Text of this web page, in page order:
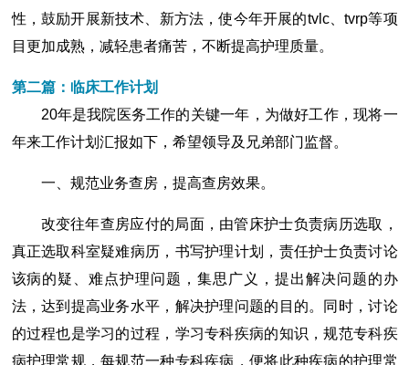
性，鼓励开展新技术、新方法，使今年开展的tvlc、tvrp等项
目更加成熟，减轻患者痛苦，不断提高护理质量。
第二篇：临床工作计划
20年是我院医务工作的关键一年，为做好工作，现将一
年来工作计划汇报如下，希望领导及兄弟部门监督。
一、规范业务查房，提高查房效果。
改变往年查房应付的局面，由管床护士负责病历选取，
真正选取科室疑难病历，书写护理计划，责任护士负责讨论
该病的疑、难点护理问题，集思广义，提出解决问题的办
法，达到提高业务水平，解决护理问题的目的。同时，讨论
的过程也是学习的过程，学习专科疾病的知识，规范专科疾
病护理常规，每规范一种专科疾病，便将此种疾病的护理常